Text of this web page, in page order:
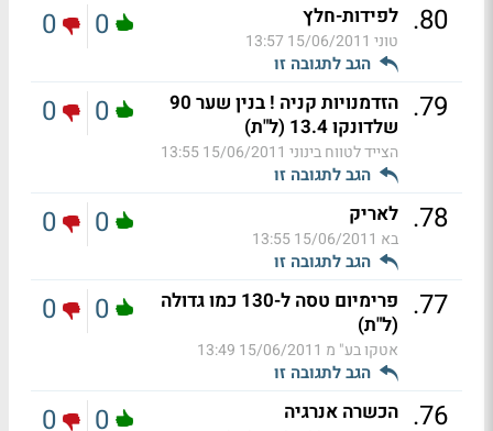
80
. לפידות-חלץ
טוני 15/06/2011 13:57
הגב לתגובה זו
0
0
79
.
הזדמנויות קניה ! בנין שער 90
שלדונקו 13.4 (ל"ת)
הצייד לטווח בינוני 15/06/2011 13:55
הגב לתגובה זו
0
0
78
. לאריק
בא 15/06/2011 13:55
הגב לתגובה זו
0
0
77
.
פרימיום טסה ל-130 כמו גדולה
(ל"ת)
אטקו בע" מ 15/06/2011 13:49
הגב לתגובה זו
0
0
76
. הכשרה אנרגיה 0
0